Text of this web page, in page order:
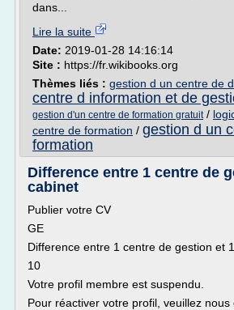
dans...
Lire la suite
Date: 2019-01-28 14:16:14
Site : https://fr.wikibooks.org
Thèmes liés : gestion d un centre de
centre d information et de
gestion d'un centre de formation gratuit/
centre de formation / gestion d un
formation
Difference entre 1 centre de
cabinet
Publier votre CV
GE
Difference entre 1 centre de gestion et
10
Votre profil membre est suspendu.
Pour réactiver votre profil, veuillez nous